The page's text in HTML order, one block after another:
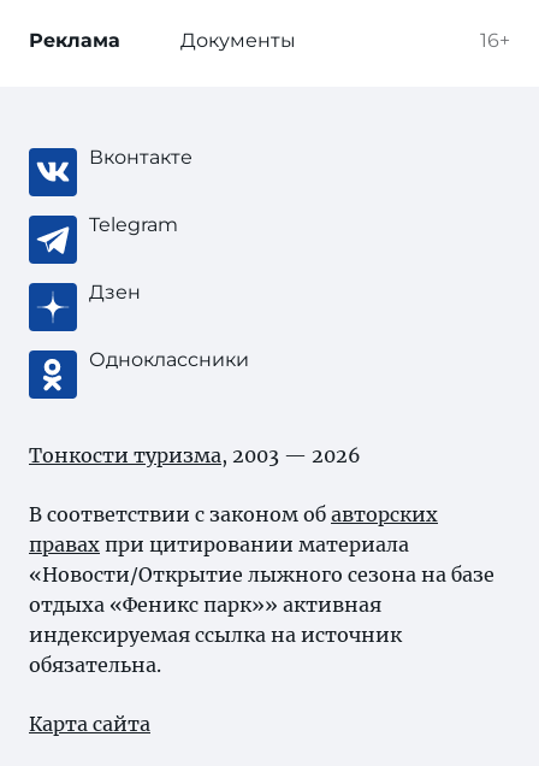
16+
Реклама Документы
Вконтакте
Telegram
Дзен
Одноклассники
Тонкости туризма, 2003 — 2026
В соответствии с законом об авторских
правах при цитировании материала
«Новости/Открытие лыжного сезона на базе
отдыха «Феникс парк»» активная
индексируемая ссылка на источник
обязательна.
Карта сайта